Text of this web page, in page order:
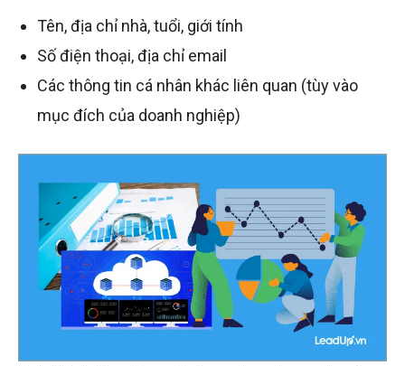
Tên, địa chỉ nhà, tuổi, giới tính
Số điện thoại, địa chỉ email
Các thông tin cá nhân khác liên quan (tùy vào
mục đích của doanh nghiệp)